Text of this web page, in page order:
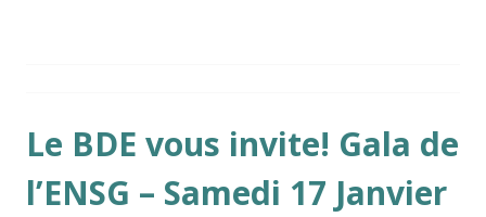
Le BDE vous invite! Gala de
l’ENSG – Samedi 17 Janvier